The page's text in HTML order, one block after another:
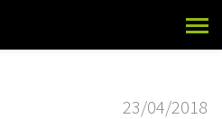
23/04/2018